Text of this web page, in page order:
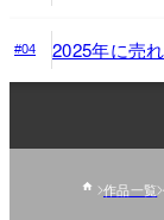
#04 2025年に売
作品一覧